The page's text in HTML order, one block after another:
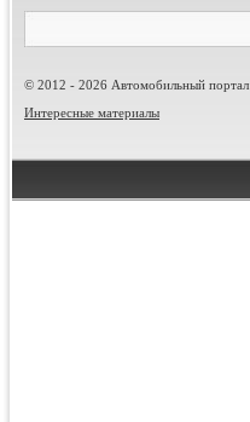
© 2012 - 2026 Автомобильный портал
Интересные материалы